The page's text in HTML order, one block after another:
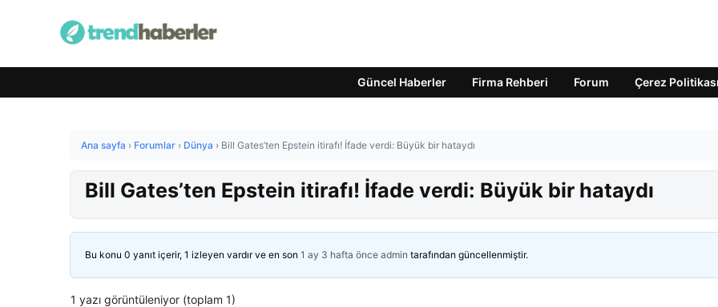
Güncel Haberler Firma Rehberi Forum Çerez Politikası
Ana sayfa › Forumlar › Dünya › Bill Gates’ten Epstein itirafı! İfade verdi: Büyük bir hataydı
Bill Gates’ten Epstein itirafı! İfade verdi: Büyük bir hataydı
Bu konu 0 yanıt içerir, 1 izleyen vardır ve en son 1 ay 3 hafta önce admin tarafından güncellenmiştir.
1 yazı görüntüleniyor (toplam 1)